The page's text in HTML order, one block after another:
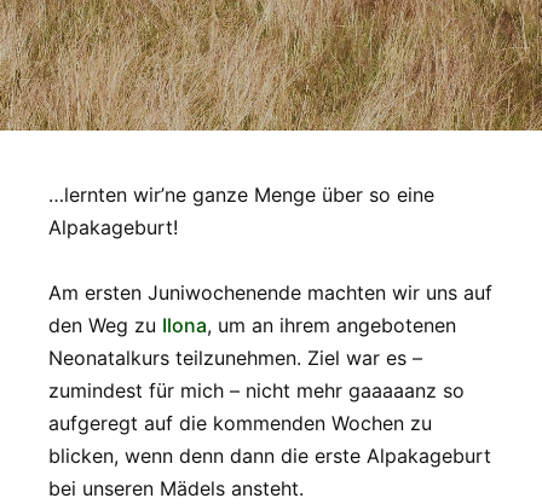
…lernten wir’ne ganze Menge über so eine
Alpakageburt!
Am ersten Juniwochenende machten wir uns auf
den Weg zu Ilona, um an ihrem angebotenen
Neonatalkurs teilzunehmen. Ziel war es –
zumindest für mich – nicht mehr gaaaaanz so
aufgeregt auf die kommenden Wochen zu
blicken, wenn denn dann die erste Alpakageburt
bei unseren Mädels ansteht.